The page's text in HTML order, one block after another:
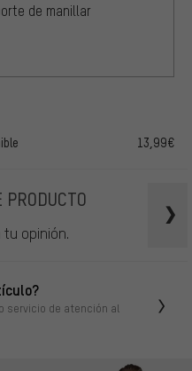
de manillar
13,99€
opinión.
servicio de atención al